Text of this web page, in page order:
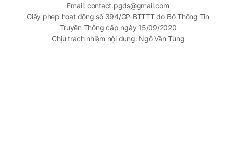
Email: contact.pgds@gmail.com
Giấy phép hoạt động số 394/GP-BTTTT do Bộ Thông Tin
Truyền Thông cấp ngày 15/09/2020
Chịu trách nhiệm nội dung: Ngô Văn Tùng